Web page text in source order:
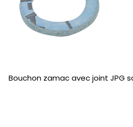
Bouchon zamac avec joint JPG